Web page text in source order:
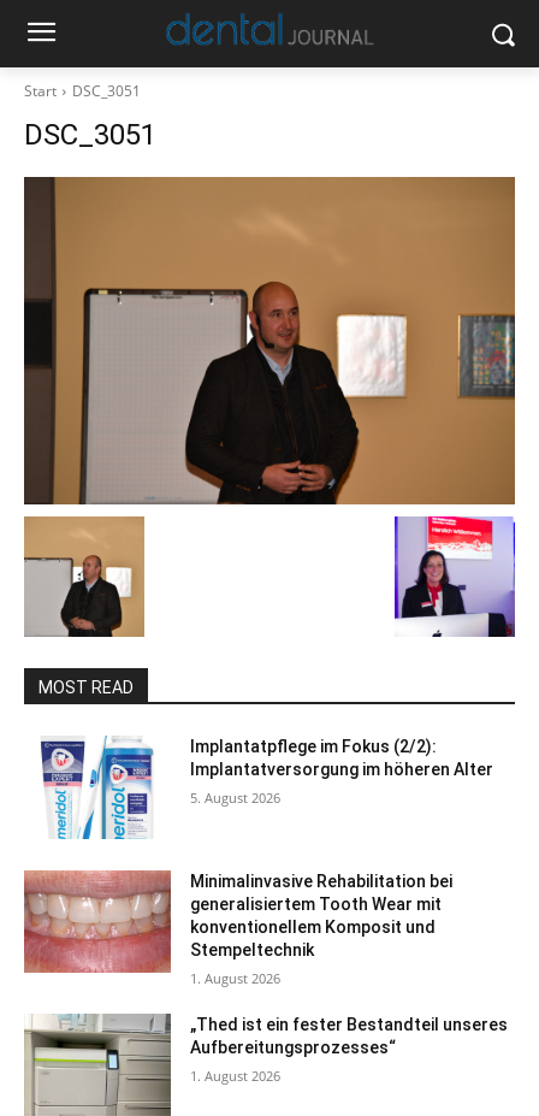
Start DSC_3051
DSC_3051
MOST READ
Implantatpflege im Fokus (2/2):
Implantatversorgung im höheren Alter
5. August 2026
Minimalinvasive Rehabilitation bei
generalisiertem Tooth Wear mit
konventionellem Komposit und
Stempeltechnik
1. August 2026
„Thed ist ein fester Bestandteil unseres
Aufbereitungsprozesses“
1. August 2026